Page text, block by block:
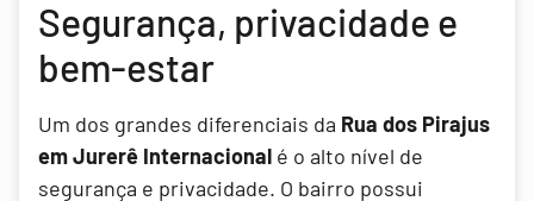
Segurança, privacidade e
bem-estar
Um dos grandes diferenciais da Rua dos Pirajus
em Jurerê Internacional é o alto nível de
segurança e privacidade. O bairro possui